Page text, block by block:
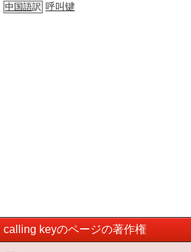
中国語訳 呼叫键
calling keyのページの著作権